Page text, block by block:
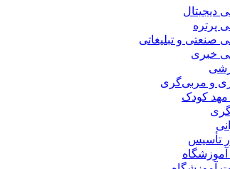
دیجیتال
پرتره
صنعتی و تبلیغاتی
خبری
و مربی‌گری
کودک
تأسیس